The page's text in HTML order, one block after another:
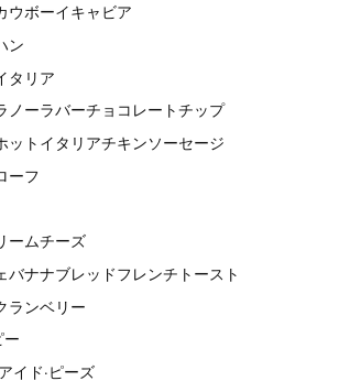
ウボーイキャビア
ン
タリア
ノーラバーチョコレートチップ
ットイタリアチキンソーセージ
ーフ
ームチーズ
バナナブレッドフレンチトースト
ランベリー
イド·ピーズ